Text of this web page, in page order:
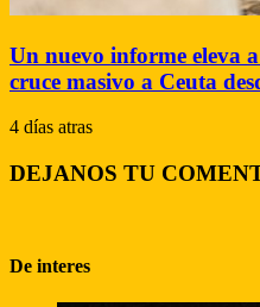
Un nuevo informe eleva
cruce masivo a Ceuta
4 días atras
DEJANOS TU
De interes